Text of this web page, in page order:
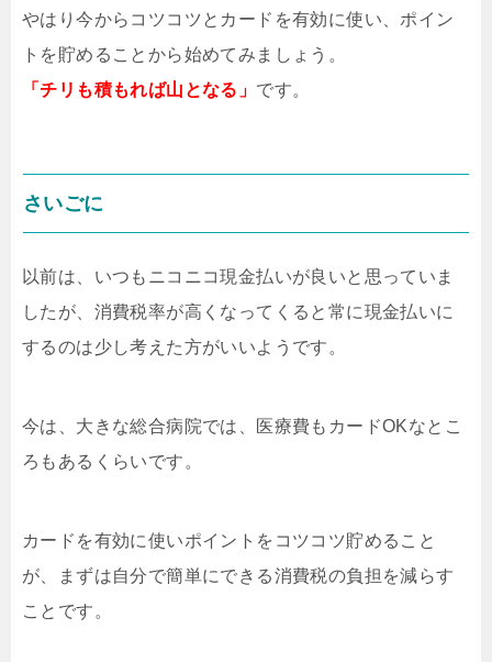
やはり今からコツコツとカードを有効に使い、ポイン
トを貯めることから始めてみましょう。
「チリも積もれば山となる」 です。
さいごに
以前は、いつもニコニコ現金払いが良いと思っていま
したが、消費税率が高くなってくると常に現金払いに
するのは少し考えた方がいいようです。
今は、大きな総合病院では、医療費もカードOKなとこ
ろもあるくらいです。
カードを有効に使いポイントをコツコツ貯めること
が、まずは自分で簡単にできる消費税の負担を減らす
ことです。